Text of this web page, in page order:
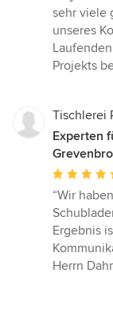
sehr viele
unseres
Projekts
Tischlerei
Experten
Bewertung:
5
von
5
Sternen
“Wir
Ergebnis
Herrn